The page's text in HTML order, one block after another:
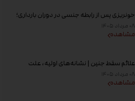
خونریزی پس از رابطه جنسی در دوران بارداری؛
علت و زمان مراجعه به پزشک
۰۸ مرداد ۱۴۰۵
مشاهده
علائم سقط جنین | نشانه‌های اولیه، علت
خونریزی، عوامل خطر و زمان مراجعه به پزشک
۰۸ مرداد ۱۴۰۵
مشاهده